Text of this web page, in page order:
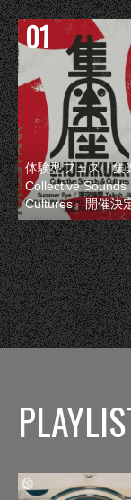
体験型フェス『集
Collective Sounds
Cultures』開催決